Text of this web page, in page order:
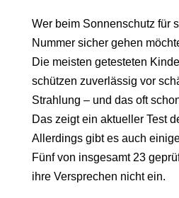
Wer beim Sonnenschutz für
Nummer sicher gehen
Die meisten getesteten
schützen zuverlässig vor
Strahlung – und das oft
Das zeigt ein aktueller Test
Allerdings gibt es auch
Fünf von insgesamt 23
ihre Versprechen nicht ein.